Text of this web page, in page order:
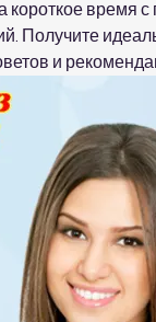
короткое время
Получите
и